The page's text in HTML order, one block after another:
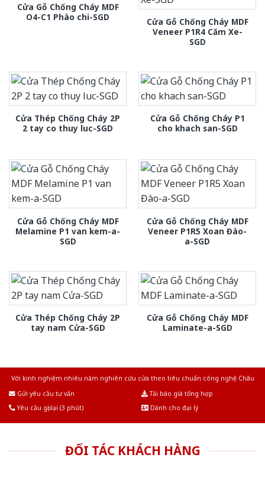
Cửa Gỗ Chống Cháy MDF
O4-C1 Phào chi-SGD
Cửa Gỗ Chống Cháy MDF
Veneer P1R4 Căm Xe-
SGD
Cửa Thép Chống Cháy 2P
2 tay co thuy luc-SGD
Cửa Gỗ Chống Cháy P1
cho khach san-SGD
Cửa Gỗ Chống Cháy MDF
Melamine P1 van kem-a-
SGD
Cửa Gỗ Chống Cháy MDF
Veneer P1R5 Xoan Đào-
a-SGD
Cửa Thép Chống Cháy 2P
tay nam Cửa-SGD
Cửa Gỗ Chống Cháy MDF
Laminate-a-SGD
Với kinh nghiệm nhiêu năm nghiên cứu cửa theo tiêu chuẩn công nghệ Châu
Gửi yêu cầu tư vấn
Tải báo giá tổng hợp
Yêu cầu gọi lại (3 phút)
Dành cho đại lý
ĐỐI TÁC KHÁCH HÀNG